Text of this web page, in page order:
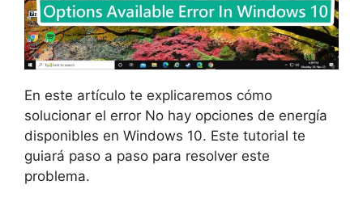
En este artículo te explicaremos cómo
solucionar el error No hay opciones de energía
disponibles en Windows 10. Este tutorial te
guiará paso a paso para resolver este
problema.